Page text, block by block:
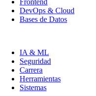
Frontend
DevOps & Cloud
Bases de Datos
IA & ML
Seguridad
Carrera
Herramientas
Sistemas